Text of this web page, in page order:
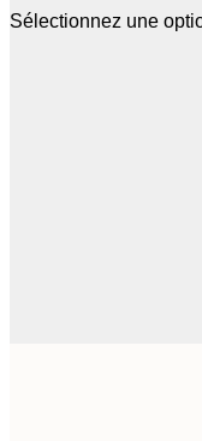
Sélectionnez une